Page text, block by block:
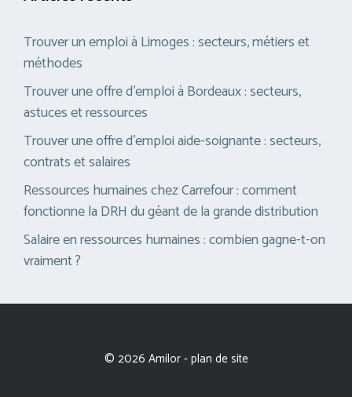
Trouver un emploi à Limoges : secteurs, métiers et
méthodes
Trouver une offre d’emploi à Bordeaux : secteurs,
astuces et ressources
Trouver une offre d’emploi aide-soignante : secteurs,
contrats et salaires
Ressources humaines chez Carrefour : comment
fonctionne la DRH du géant de la grande distribution
Salaire en ressources humaines : combien gagne-t-on
vraiment ?
© 2026 Amilor -plan de site